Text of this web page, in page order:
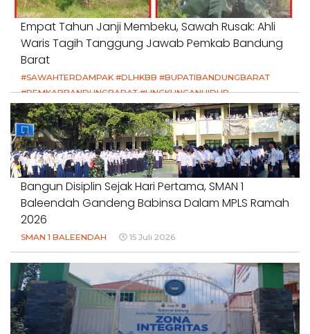
Empat Tahun Janji Membeku, Sawah Rusak: Ahli
Waris Tagih Tanggung Jawab Pemkab Bandung
Barat
#SAWAHTERDAMPAK #DLHKBB #BUPATIBANDUNGBARAT
#PEMKABBANDUNGBARAT #LINGKUNGANHIDUP
#HAKPETANI #KEADILANUNTUKPETANI
#NORMALISASISALURAN #IRIGASIRUSAK
#DUGAANPENCEMARAN #AKUNTABILITASPEMERINTAH
18 Juli 2026
Bangun Disiplin Sejak Hari Pertama, SMAN 1
Baleendah Gandeng Babinsa Dalam MPLS Ramah
2026
SMAN 1 BALEENDAH 15 Juli 2026